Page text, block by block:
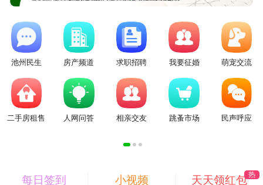
池州民生 房产频道 求职招聘 我要征婚 萌宠交流
二手房租售 人网问答 相亲交友 跳蚤市场 民声呼应
每日签到 小视频 天天领红包热